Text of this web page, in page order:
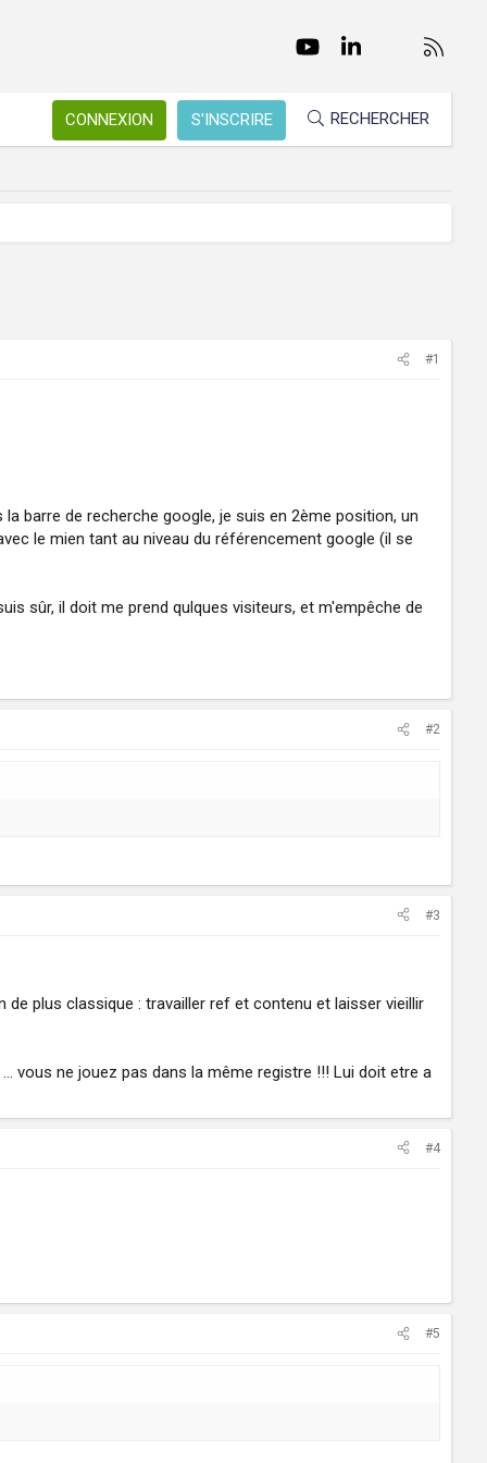
FacebookTwitter youtubeLinkedInNous
CONNEXION S'INSCRIRE RECHERCHER
#1
barre de recherche google, je suis en 2ème position, un
le mien tant au niveau du référencement google (il se
sûr, il doit me prend qulques visiteurs, et m'empêche de
#2
#3
plus classique : travailler ref et contenu et laisser vieillir
vous ne jouez pas dans la même registre !!! Lui doit etre a
#4
#5